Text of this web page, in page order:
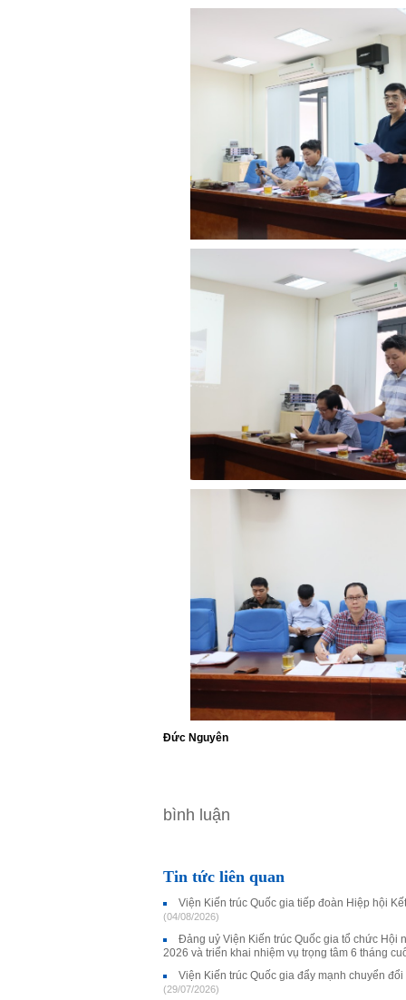
Đức Nguyên
bình luận
Tin tức liên quan
Viện Kiến trúc Quốc gia tiếp đoàn Hiệp hội
(04/08/2026)
Đảng uỷ Viện Kiến trúc Quốc gia tổ chức Hội
2026 và triển khai nhiệm vụ trọng tâm 6 tháng
Viện Kiến trúc Quốc gia đẩy mạnh chuyển
(29/07/2026)